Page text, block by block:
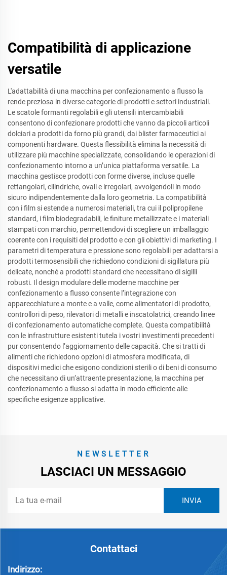
Compatibilità di applicazione
versatile
L'adattabilità di una macchina per confezionamento a flusso la
rende preziosa in diverse categorie di prodotti e settori industriali.
Le scatole formanti regolabili e gli utensili intercambiabili
consentono di confezionare prodotti che vanno da piccoli articoli
dolciari a prodotti da forno più grandi, dai blister farmaceutici ai
componenti hardware. Questa flessibilità elimina la necessità di
utilizzare più macchine specializzate, consolidando le operazioni di
confezionamento intorno a un’unica piattaforma versatile. La
macchina gestisce prodotti con forme diverse, incluse quelle
rettangolari, cilindriche, ovali e irregolari, avvolgendoli in modo
sicuro indipendentemente dalla loro geometria. La compatibilità
con i film si estende a numerosi materiali, tra cui il polipropilene
standard, i film biodegradabili, le finiture metallizzate e i materiali
stampati con marchio, permettendovi di scegliere un imballaggio
coerente con i requisiti del prodotto e con gli obiettivi di marketing. I
parametri di temperatura e pressione sono regolabili per adattarsi a
prodotti termosensibili che richiedono condizioni di sigillatura più
delicate, nonché a prodotti standard che necessitano di sigilli
robusti. Il design modulare delle moderne macchine per
confezionamento a flusso consente l’integrazione con
apparecchiature a monte e a valle, come alimentatori di prodotto,
controllori di peso, rilevatori di metalli e inscatolatrici, creando linee
di confezionamento automatiche complete. Questa compatibilità
con le infrastrutture esistenti tutela i vostri investimenti precedenti
pur consentendo l’aggiornamento delle capacità. Che si tratti di
alimenti che richiedono opzioni di atmosfera modificata, di
dispositivi medici che esigono condizioni sterili o di beni di consumo
che necessitano di un’attraente presentazione, la macchina per
confezionamento a flusso si adatta in modo efficiente alle
specifiche esigenze applicative.
NEWSLETTER
LASCIACI UN MESSAGGIO
Contattaci
Indirizzo: